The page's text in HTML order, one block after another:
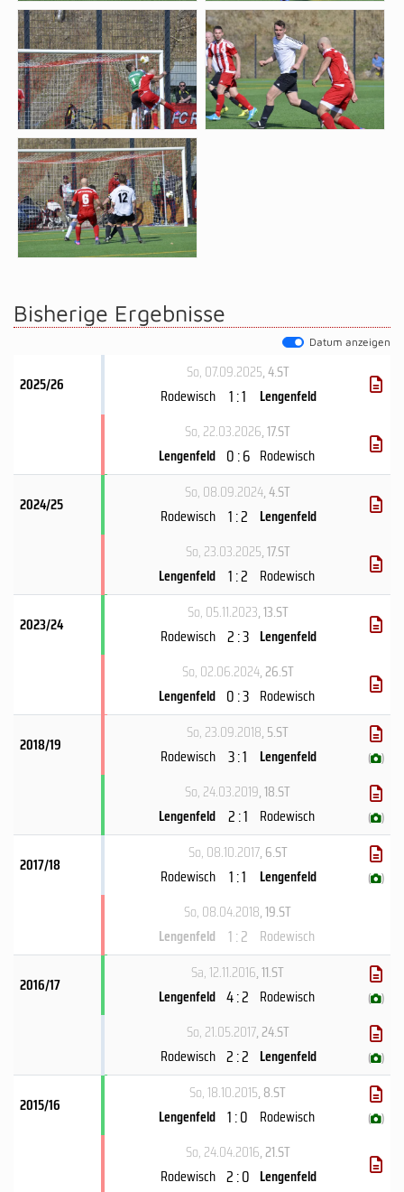
Bisherige Ergebnisse
Datum anzeigen
2025/26
So, 07.09.2025, 4.ST
Rodewisch 1 : 1
Lengenfeld
So, 22.03.2026, 17.ST
Lengenfeld 0 : 6 Rodewisch
2024/25
So, 08.09.2024, 4.ST
Rodewisch 1 : 2 Lengenfeld
So, 23.03.2025, 17.ST
Lengenfeld 1 : 2 Rodewisch
2023/24
So, 05.11.2023, 13.ST
Rodewisch 2 : 3 Lengenfeld
So, 02.06.2024, 26.ST
Lengenfeld 0 : 3 Rodewisch
2018/19
So, 23.09.2018, 5.ST
Rodewisch 3 : 1 Lengenfeld ( )
So, 24.03.2019, 18.ST
Lengenfeld 2 : 1 Rodewisch ( )
2017/18
So, 08.10.2017, 6.ST
Rodewisch 1 : 1 Lengenfeld ( )
So, 08.04.2018, 19.ST
Lengenfeld 1 : 2 Rodewisch
2016/17
Sa, 12.11.2016, 11.ST
Lengenfeld 4 : 2 Rodewisch ( )
So, 21.05.2017, 24.ST
Rodewisch 2 : 2 Lengenfeld ( )
2015/16
So, 18.10.2015, 8.ST
Lengenfeld 1 : 0 Rodewisch ( )
So, 24.04.2016, 21.ST
Rodewisch 2 : 0 Lengenfeld